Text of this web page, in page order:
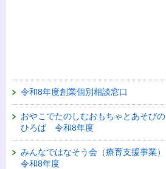
令和8年度創業個別相談窓口
おやこでたのしむおもちゃとあそびの
ひろば 令和8年度
みんなではなそう会（療育支援事業）
令和8年度